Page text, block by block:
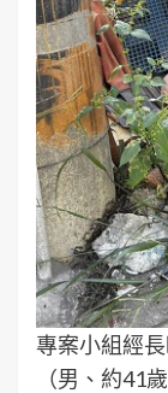
專案小組經
（男、約41